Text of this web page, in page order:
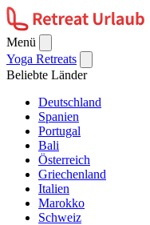
Menü
Yoga Retreats
Beliebte Länder
Deutschland
Spanien
Portugal
Bali
Österreich
Griechenland
Italien
Marokko
Schweiz